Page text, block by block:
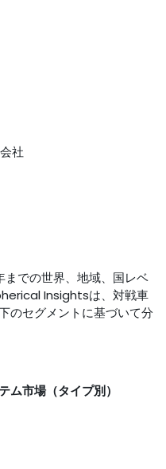
社
での世界、地域、国レベ
Insightsは、対戦車
のセグメントに基づいて分
ム市場（タイプ別）